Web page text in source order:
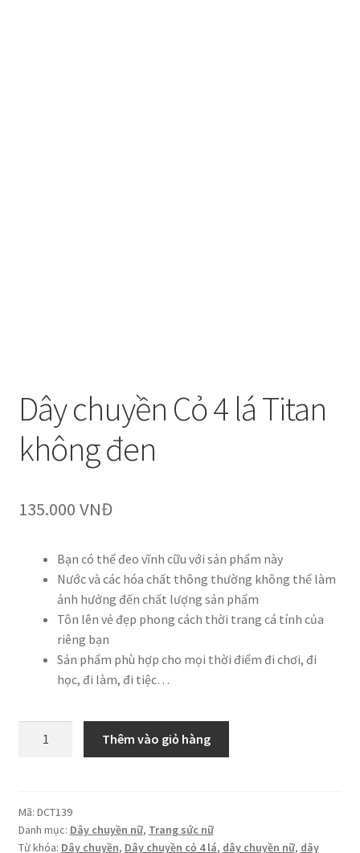
Dây chuyền Cỏ 4 lá Titan
không đen
135.000 VNĐ
Bạn có thể đeo vĩnh cữu với sản phẩm này
Nước và các hóa chất thông thường không thể làm
ảnh hưởng đến chất lượng sản phẩm
Tôn lên vẻ đẹp phong cách thời trang cá tính của
riêng bạn
Sản phẩm phù hợp cho mọi thời điểm đi chơi, đi
học, đi làm, đi tiệc…
lá
Titan
Thêm vào giỏ hàng
Mã: DCT139
Danh mục: Dây chuyền nữ, Trang sức nữ
Từ khóa: Dây chuyền, Dây chuyền cỏ 4 lá, dây chuyền nữ, dây